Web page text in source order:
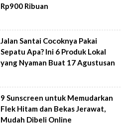
Rp900 Ribuan
Jalan Santai Cocoknya Pakai
Sepatu Apa? Ini 6 Produk Lokal
yang Nyaman Buat 17 Agustusan
9 Sunscreen untuk Memudarkan
Flek Hitam dan Bekas Jerawat,
Mudah Dibeli Online